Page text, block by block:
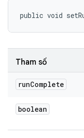
public void
Tham số
runComplete
boolean